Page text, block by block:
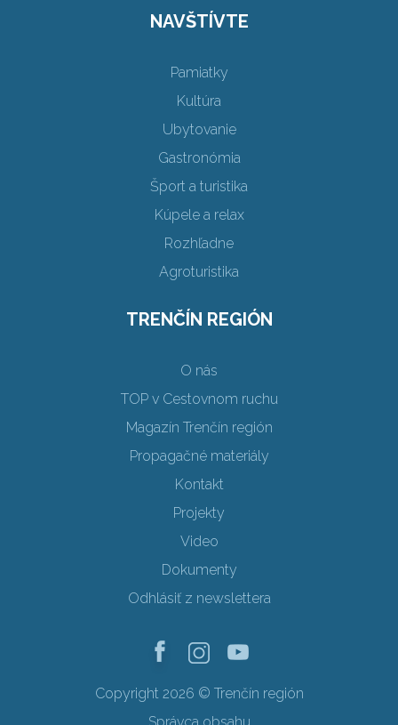
NAVŠTÍVTE
Pamiatky
Kultúra
Ubytovanie
Gastronómia
Šport a turistika
Kúpele a relax
Rozhľadne
Agroturistika
TRENČÍN REGIÓN
O nás
TOP v Cestovnom ruchu
Magazín Trenčín región
Propagačné materiály
Kontakt
Projekty
Video
Dokumenty
Odhlásiť z newslettera
Copyright 2026 © Trenčín región